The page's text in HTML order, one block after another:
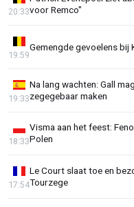
voor Remco"
20:33
Gemengde gevoelens bij
19:59
Na lang wachten: Gall
zegegebaar maken
19:33
Visma aan het feest:
Polen
18:33
Le Court slaat toe en
Tourzege
17:54